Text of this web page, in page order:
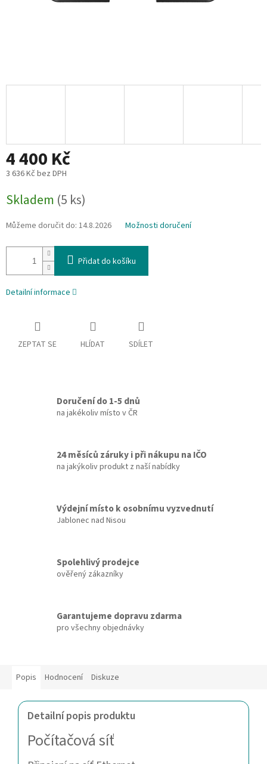
4 400 Kč
3 636 Kč bez DPH
cena:
Skladem (5 ks)
Můžeme doručit do: 14.8.2026 Možnosti doručení
Přidat do košíku
Detailní informace
ZEPTAT SE HLÍDAT SDÍLET
Doručení do 1-5 dnů
na jakékoliv místo v ČR
24 měsíců záruky i při nákupu na IČO
na jakýkoliv produkt z naší nabídky
Výdejní místo k osobnímu vyzvednutí
Jablonec nad Nisou
Spolehlivý prodejce
ověřený zákazníky
Garantujeme dopravu zdarma
pro všechny objednávky
Popis Hodnocení Diskuze
Detailní popis produktu
Počítačová síť